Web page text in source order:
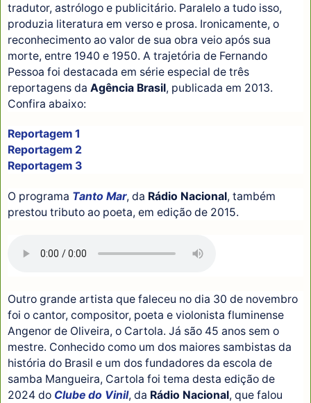
tradutor, astrólogo e publicitário. Paralelo a tudo isso,
produzia literatura em verso e prosa. Ironicamente, o
reconhecimento ao valor de sua obra veio após sua
morte, entre 1940 e 1950. A trajetória de Fernando
Pessoa foi destacada em série especial de três
reportagens da Agência Brasil, publicada em 2013.
Confira abaixo:
Reportagem 1
Reportagem 2
Reportagem 3
O programa Tanto Mar, da Rádio Nacional, também
prestou tributo ao poeta, em edição de 2015.
Outro grande artista que faleceu no dia 30 de novembro
foi o cantor, compositor, poeta e violonista fluminense
Angenor de Oliveira, o Cartola. Já são 45 anos sem o
mestre. Conhecido como um dos maiores sambistas da
história do Brasil e um dos fundadores da escola de
samba Mangueira, Cartola foi tema desta edição de
2024 do Clube do Vinil, da Rádio Nacional, que falou